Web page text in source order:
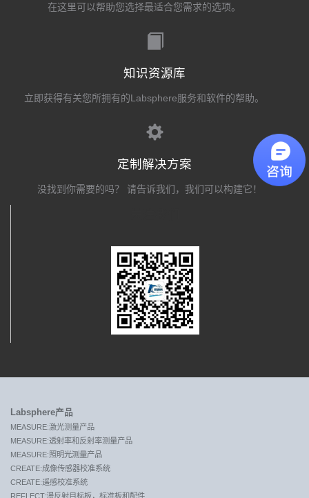
在这里可以帮助您选择最适合您需求的选项。
知识资源库
立即获得有关您所拥有的Labsphere服务和软件的帮助。
定制解决方案
没找到你需要的吗？ 请告诉我们，我们可以构建它！
Labsphere产品
MEASURE:激光测量产品
MEASURE:透射率和反射率测量产品
MEASURE:照明光测量产品
CREATE:成像传感器校准系统
CREATE:遥感校准系统
REFLECT:漫反射目标板，标准板和配件